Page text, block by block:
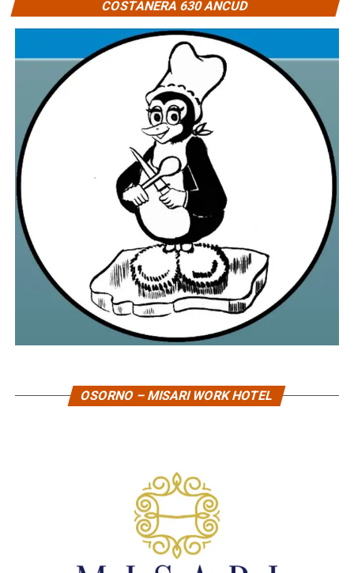
COSTANERA 630 ANCUD
OSORNO – MISARI WORK HOTEL